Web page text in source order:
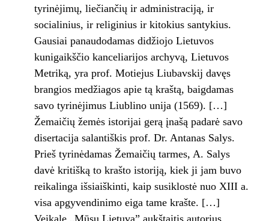
tyrinėjimų, liečiančių ir administraciją, ir
socialinius, ir religinius ir kitokius santykius.
Gausiai panaudodamas didžiojo Lietuvos
kunigaikščio kanceliarijos archyvą, Lietuvos
Metriką, yra prof. Motiejus Liubavskij davęs
brangios medžiagos apie tą kraštą, baigdamas
savo tyrinėjimus Liublino unija (1569). […]
Žemaičių žemės istorijai gerą įnašą padarė savo
disertacija salantiškis prof. Dr. Antanas Salys.
Prieš tyrinėdamas Žemaičių tarmes, A. Salys
davė kritišką to krašto istoriją, kiek ji jam buvo
reikalinga išsiaiškinti, kaip susiklostė nuo XIII a.
visa apgyvendinimo eiga tame krašte. […]